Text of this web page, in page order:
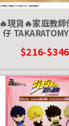
🔥現貨🔥家庭教
仔
$216-$346